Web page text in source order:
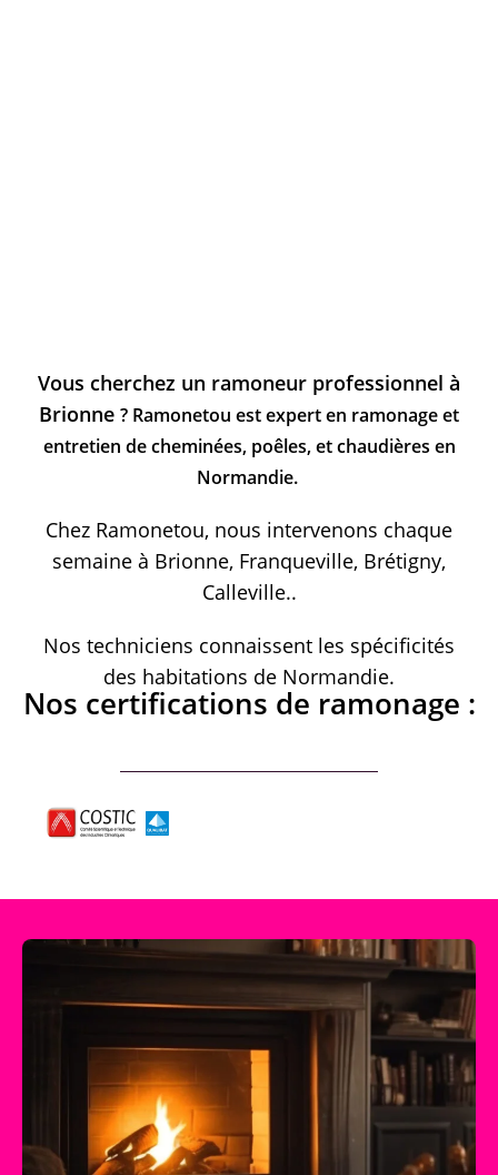
Vous cherchez un ramoneur professionnel à
Brionne ? Ramonetou est expert en ramonage et
entretien de cheminées, poêles, et chaudières en
Normandie.
Chez Ramonetou, nous intervenons chaque
semaine à Brionne, Franqueville, Brétigny,
Calleville..
Nos techniciens connaissent les spécificités
des habitations de Normandie.
Nos certifications de ramonage :